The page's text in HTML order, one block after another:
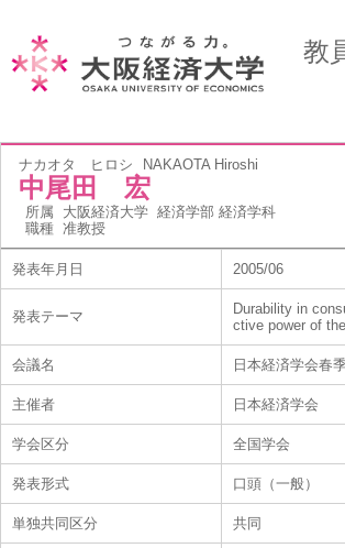
教
ナカオタ ヒロシ NAKAOTA Hiroshi
中尾田 宏
所属 大阪経済大学 経済学部 経済学科
職種 准教授
発表年月日 2005/06
発表テーマ
Durability in
ctive power of
会議名 日本経済学会春
主催者 日本経済学会
学会区分 全国学会
発表形式 口頭（一般）
単独共同区分 共同